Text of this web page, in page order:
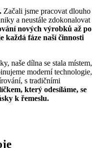
Začali jsme pracovat dlouho
a neustále zdokonalovat
nových výrobků až po
každá fáze naší činnosti
naše dílna se stala místem,
moderní technologie,
s tradičními
který odesíláme, se
k řemeslu.